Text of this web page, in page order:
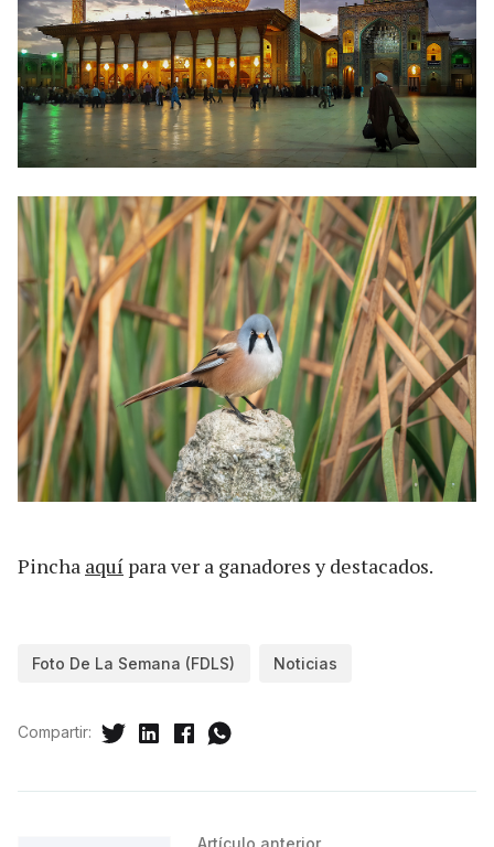
Pincha aquí para ver a ganadores y destacados.
Foto De La Semana (FDLS) Noticias
Compartir:
Artículo anterior